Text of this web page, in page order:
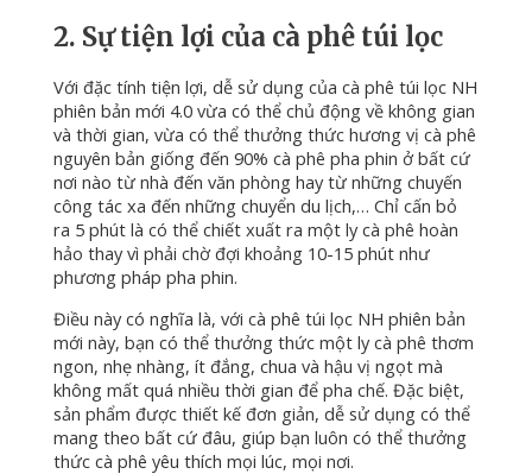
2. Sự tiện lợi của cà phê túi lọc
Với đặc tính tiện lợi, dễ sử dụng của cà phê túi lọc NH
phiên bản mới 4.0 vừa có thể chủ động về không gian
và thời gian, vừa có thể thưởng thức hương vị cà phê
nguyên bản giống đến 90% cà phê pha phin ở bất cứ
nơi nào từ nhà đến văn phòng hay từ những chuyến
công tác xa đến những chuyển du lịch,… Chỉ cấn bỏ
ra 5 phút là có thể chiết xuất ra một ly cà phê hoàn
hảo thay vì phải chờ đợi khoảng 10-15 phút như
phương pháp pha phin.
Điều này có nghĩa là, với cà phê túi lọc NH phiên bản
mới này, bạn có thể thưởng thức một ly cà phê thơm
ngon, nhẹ nhàng, ít đắng, chua và hậu vị ngọt mà
không mất quá nhiều thời gian để pha chế. Đặc biệt,
sản phẩm được thiết kế đơn giản, dễ sử dụng có thể
mang theo bất cứ đâu, giúp bạn luôn có thể thưởng
thức cà phê yêu thích mọi lúc, mọi nơi.